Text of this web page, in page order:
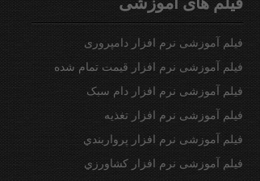
فیلم آموزشی نرم افزار دامپروری
فیلم آموزشی نرم افزار قیمت تمام شده
فیلم آموزشی نرم افزار دام سبک
فیلم آموزشی نرم افزار تغذیه
فیلم آموزشی نرم افزار پرواربندي
فیلم آموزشی نرم افزار كشاورزي